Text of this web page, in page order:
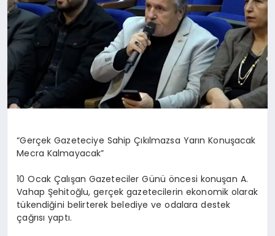
“Gerçek Gazeteciye Sahip Çıkılmazsa Yarın Konuşacak
Mecra Kalmayacak”
10 Ocak Çalışan Gazeteciler Günü öncesi konuşan A.
Vahap Şehitoğlu, gerçek gazetecilerin ekonomik olarak
tükendiğini belirterek belediye ve odalara destek
çağrısı yaptı.